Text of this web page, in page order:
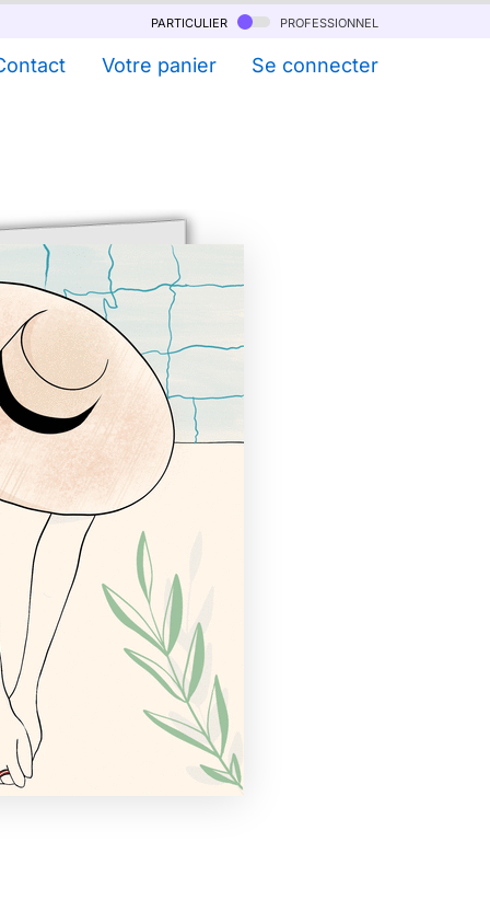
particulier professionnel
Votre panier Se connecter